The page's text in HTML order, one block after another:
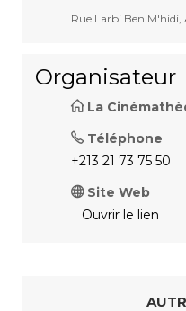
Rue Larbi Ben M'hidi,
Organisateur
La
Téléphone
+213 21 73 75 50
Site Web
Ouvrir le lien